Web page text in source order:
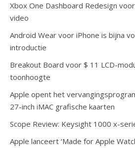
Xbox One Dashboard Redesign
video
Android Wear voor iPhone is bijna
introductie
Breakout Board voor $ 11 LCD-
toonhoogte
Apple opent het
27-inch iMAC grafische kaarten
Scope Review: Keysight 1000 x-
Apple lanceert ‘Made for Apple